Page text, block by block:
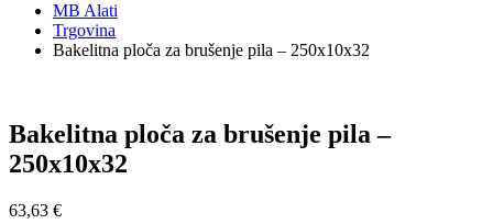
MB Alati
Trgovina
Bakelitna ploča za brušenje pila – 250x10x32
Bakelitna ploča za brušenje pila –
250x10x32
63,63 €